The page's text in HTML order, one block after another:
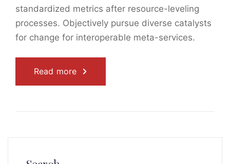
standardized metrics after resource-leveling
processes. Objectively pursue diverse catalysts
for change for interoperable meta-services.
Read more